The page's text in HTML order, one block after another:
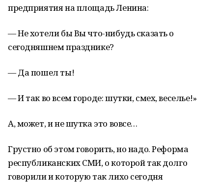
предприятия на площадь Ленина:
— Не хотели бы Вы что-нибудь сказать о
сегодняшнем празднике?
— Да пошел ты!
— И так во всем городе: шутки, смех, веселье!»
А, может, и не шутка это вовсе…
Грустно об этом говорить, но надо. Реформа
республиканских СМИ, о которой так долго
говорили и которую так лихо сегодня